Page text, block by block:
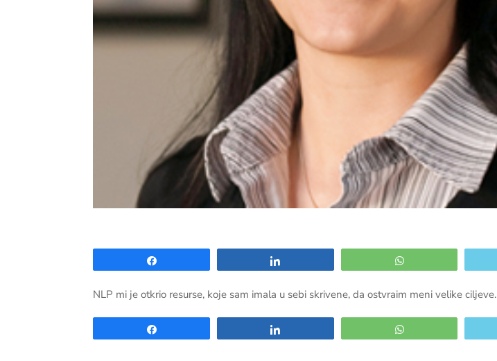
NLP mi je otkrio resurse, koje sam imala u sebi skrivene, da ostvraim meni velike ciljeve.